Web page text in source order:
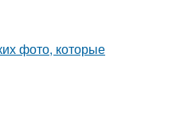
фото, которые